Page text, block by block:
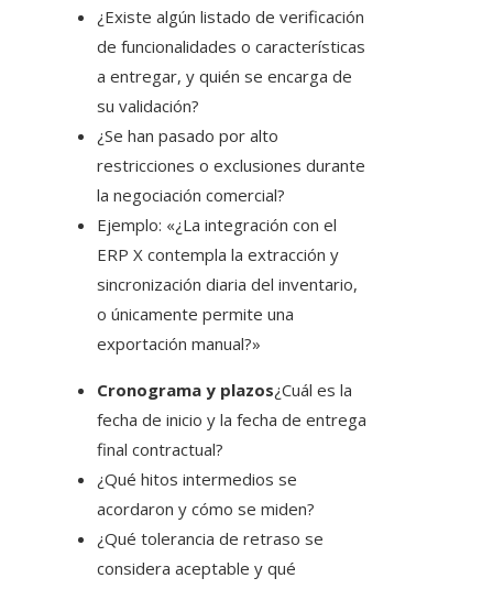
¿Existe algún listado de verificación
de funcionalidades o características
a entregar, y quién se encarga de
su validación?
¿Se han pasado por alto
restricciones o exclusiones durante
la negociación comercial?
Ejemplo: «¿La integración con el
ERP X contempla la extracción y
sincronización diaria del inventario,
o únicamente permite una
exportación manual?»
Cronograma y plazos¿Cuál es la
fecha de inicio y la fecha de entrega
final contractual?
¿Qué hitos intermedios se
acordaron y cómo se miden?
¿Qué tolerancia de retraso se
considera aceptable y qué